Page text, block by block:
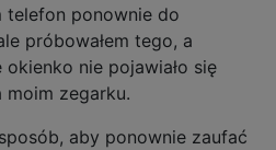
telefon ponownie do
próbowałem tego, a
nie pojawiało się
moim zegarku.
aby ponownie zaufać